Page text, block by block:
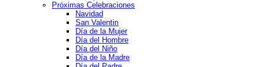
Próximas Celebraciones
Navidad
San Valentin
Día de la Mujer
Día del Hombre
Día del Niño
Día de la Madre